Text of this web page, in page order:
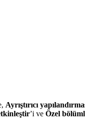
Ayrıştırıcı
’i ve Özel